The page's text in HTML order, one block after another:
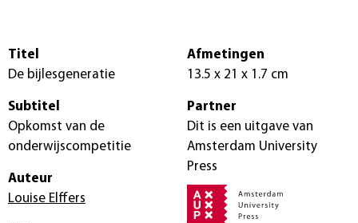
Titel
De bijlesgeneratie
Subtitel
Opkomst van de
onderwijscompetitie
Auteur
Louise Elffers
Afmetingen
13.5 x 21 x 1.7 cm
Partner
Dit is een uitgave van
Amsterdam University
Press